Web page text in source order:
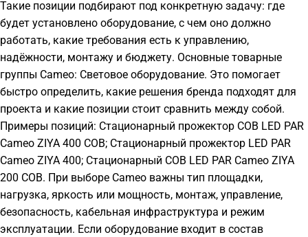
Такие позиции подбирают под конкретную задачу: где
будет установлено оборудование, с чем оно должно
работать, какие требования есть к управлению,
надёжности, монтажу и бюджету. Основные товарные
группы Cameo: Световое оборудование. Это помогает
быстро определить, какие решения бренда подходят для
проекта и какие позиции стоит сравнить между собой.
Примеры позиций: Стационарный прожектор COB LED PAR
Cameo ZIYA 400 COB; Стационарный прожектор LED PAR
Cameo ZIYA 400; Стационарный COB LED PAR Cameo ZIYA
200 COB. При выборе Cameo важны тип площадки,
нагрузка, яркость или мощность, монтаж, управление,
безопасность, кабельная инфраструктура и режим
эксплуатации. Если оборудование входит в состав